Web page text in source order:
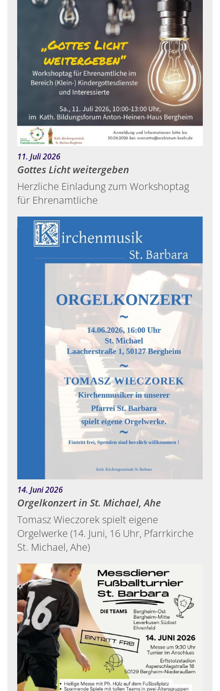
11. Juli 2026:
Gottes Licht weitergeben
Herzliche Einladung zum Workshoptag
für Ehrenamtliche
14. Juni 2026:
Orgelkonzert in St. Michael, Ahe
Tomasz Wieczorek spielt eigene
Orgelwerke (14. Juni, 16 Uhr, Pfarrkirche
St. Michael, Ahe)